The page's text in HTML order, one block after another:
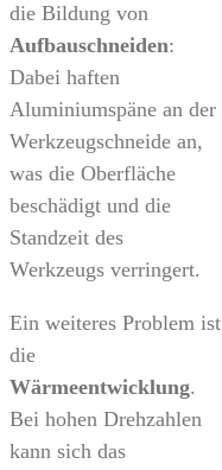
die Bildung von
Aufbauschneiden:
Dabei haften
Aluminiumspäne an der
Werkzeugschneide an,
was die Oberfläche
beschädigt und die
Standzeit des
Werkzeugs verringert.
Ein weiteres Problem ist
die
Wärmeentwicklung.
Bei hohen Drehzahlen
kann sich das